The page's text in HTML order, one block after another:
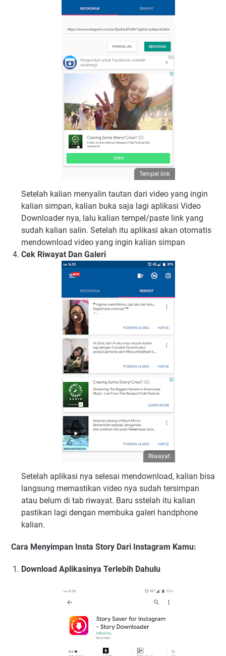
Tempel link
Setelah kalian menyalin tautan dari video yang ingin
kalian simpan, kalian buka saja lagi aplikasi Video
Downloader nya, lalu kalian tempel/paste link yang
sudah kalian salin. Setelah itu aplikasi akan otomatis
mendownload video yang ingin kalian simpan
Cek Riwayat Dan Galeri
Riwayat
Setelah aplikasi nya selesai mendownload, kalian bisa
langsung memastikan video nya sudah tersimpan
atau belum di tab riwayat. Baru sstelah itu kalian
pastikan lagi dengan membuka galeri handphone
kalian.
Cara Menyimpan Insta Story Dari Instagram Kamu:
Download Aplikasinya Terlebih Dahulu